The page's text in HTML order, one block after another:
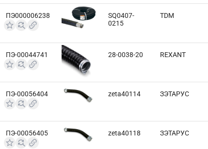
ПЭ000006238
SQ0407-
0215
TDM
ПЭ-00044741 28-0038-20 REXANT
ПЭ-00056404 zeta40114 ЗЭТАРУС
ПЭ-00056405 zeta40118 ЗЭТАРУС